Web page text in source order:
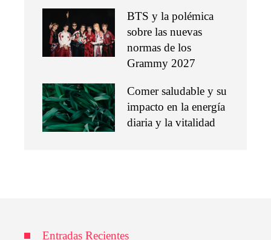
BTS y la polémica
sobre las nuevas
normas de los
Grammy 2027
Comer saludable y su
impacto en la energía
diaria y la vitalidad
Entradas Recientes